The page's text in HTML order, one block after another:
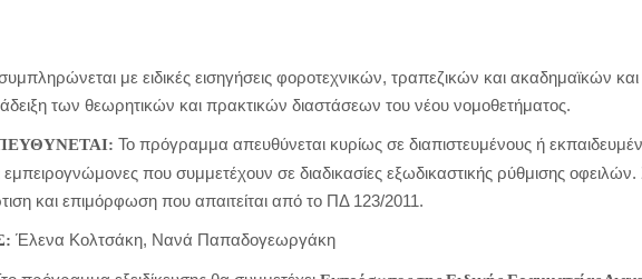
με ειδικές εισηγήσεις φοροτεχνικών, τραπεζικών και ακαδημαϊκών
των θεωρητικών και πρακτικών διαστάσεων του νέου νομοθετήματος.
Το πρόγραμμα απευθύνεται κυρίως σε διαπιστευμένους ή
που συμμετέχουν σε διαδικασίες εξωδικαστικής ρύθμισης
και επιμόρφωση που απαιτείται από το ΠΔ 123/2011.
Έλενα Κολτσάκη, Νανά Παπαδογεωργάκη